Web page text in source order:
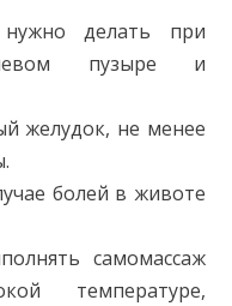
делать при
пузыре и
желудок, не менее
болей в животе
самомассаж
температуре,